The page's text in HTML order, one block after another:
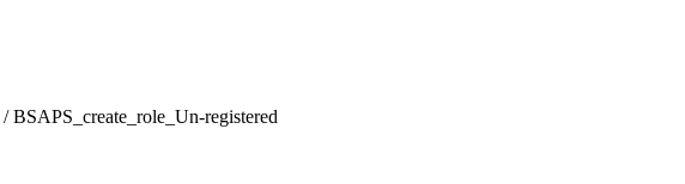
/ BSAPS_create_role_Un-registered